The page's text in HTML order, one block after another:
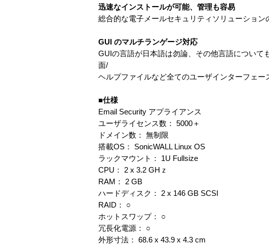
迅速なインストールが可能、管理も容易
総合的な電子メールセキュリティソリューション
GUI のマルチランゲージ対応
GUIの言語が日本語は勿論、その他言語につい
面/
ヘルプファイルなど全てのユーザインターフェー
■仕様
Email Security アプライアンス
ユーザライセンス数： 5000＋
ドメイン数： 無制限
搭載OS： SonicWALL Linux OS
ラックマウント： 1U Fullsize
CPU： 2 x 3.2 GHｚ
RAM： 2 GB
ハードディスク： 2 x 146 GB SCSI
RAID： ○
ホットスワップ： ○
冗長化電源： ○
外形寸法： 68.6 x 43.9 x 4.3 cm